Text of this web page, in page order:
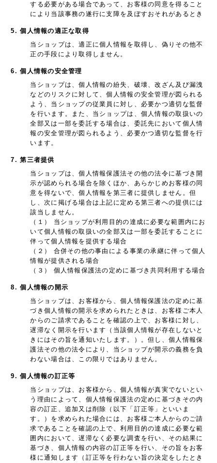
する必要がある場合であって、お客様の同意を得ること
により当該事務の遂行に支障を及ぼすおそれがあるとき
5. 個人情報の適正な取得
当ショップは、適正に個人情報を取得し、偽りその他不
正の手段により取得しません。
6. 個人情報の安全管理
当ショップは、個人情報の紛失、破壊、改ざん及び漏洩
などのリスクに対して、個人情報の安全管理が図られる
よう、当ショップの従業員に対し、必要かつ適切な監督
を行います。また、当ショップは、個人情報の取扱いの
全部又は一部を委託する場合は、委託先において個人情
報の安全管理が図られるよう、必要かつ適切な監督を行
います。
7. 第三者提供
当ショップは、個人情報保護法その他の法令に基づき開
示が認められる場合を除くほか、あらかじめお客様の同
意を得ないで、個人情報を第三者に提供しません。但
し、次に掲げる場合は上記に定める第三者への提供には
該当しません。
（１） 当ショップが利用目的の達成に必要な範囲内にお
いて個人情報の取扱いの全部又は一部を委託することに
伴って個人情報を提供する場合
（２） 合併その他の事由による事業の承継に伴って個人
情報が提供される場合
（３） 個人情報保護法の定めに基づき共同利用する場合
8. 個人情報の開示
当ショップは、お客様から、個人情報保護法の定めに基
づき個人情報の開示を求められたときは、お客様ご本人
からのご請求であることを確認の上で、お客様に対し、
遅滞なく開示を行います（当該個人情報が存在しないと
きにはその旨を通知いたします。）。但し、個人情報保
護法その他の法令により、当ショップが開示の義務を負
わない場合は、この限りではありません。
9. 個人情報の訂正等
当ショップは、お客様から、個人情報が真実でないとい
う理由によって、個人情報保護法の定めに基づきその内
容の訂正、追加又は削除（以下「訂正等」といいま
す。）を求められた場合には、お客様ご本人からのご請
求であることを確認の上で、利用目的の達成に必要な範
囲内において、遅滞なく必要な調査を行い、その結果に
基づき、個人情報の内容の訂正等を行い、その旨をお客
様に通知します（訂正等を行わない旨の決定をしたとき